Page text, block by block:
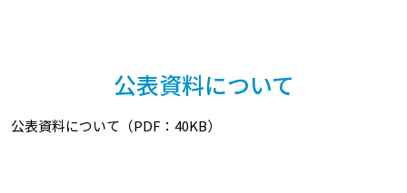
公表資料について
公表資料について（PDF：40KB）